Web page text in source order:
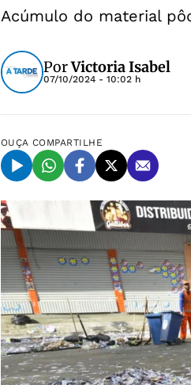
Acúmulo do material
PorVictoria Isabel
07/10/2024 - 10:02 h
OUÇA COMPARTILHE